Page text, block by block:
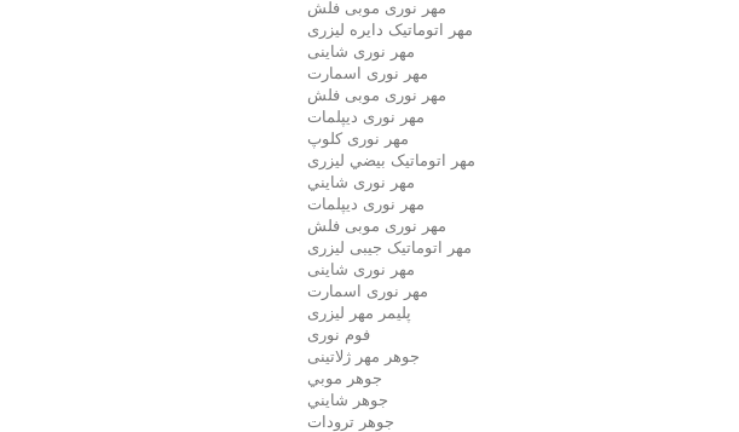
مهر نوری موبی فلش
مهر اتوماتیک دايره لیزری
مهر نوری شاینی
مهر نوری اسمارت
مهر نوری موبی فلش
مهر نوری دیپلمات
مهر نوری کلوپ
مهر اتوماتیک بيضي لیزری
مهر نوری شايني
مهر نوری دیپلمات
مهر نوری موبی فلش
مهر اتوماتیک جیبی لیزری
مهر نوری شاینی
مهر نوری اسمارت
پلیمر مهر لیزری
فوم نوری
جوهر مهر ژلاتینی
جوهر موبي
جوهر شايني
جوهر ترودات